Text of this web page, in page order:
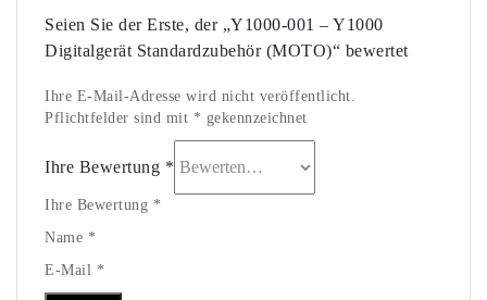
Braaaap Goat - (Amateurfahrer)
Sean O Leary - (Amateurfahrer)
Pedro Barradas - (Amateurfahrer)
Es gibt noch keine Bewertungen.
Seien Sie der Erste, der „Y1000-001 – Y1000
Digitalgerät Standardzubehör (MOTO)“ bewertet
Ihre E-Mail-Adresse wird nicht veröffentlicht.
Pflichtfelder sind mit * gekennzeichnet
Ihre Bewertung
Ihre Bewertung *
Name *